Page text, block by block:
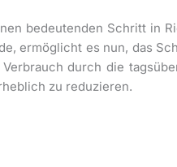
bedeutenden Schritt in
ermöglicht es nun, das
durch die
zu reduzieren.